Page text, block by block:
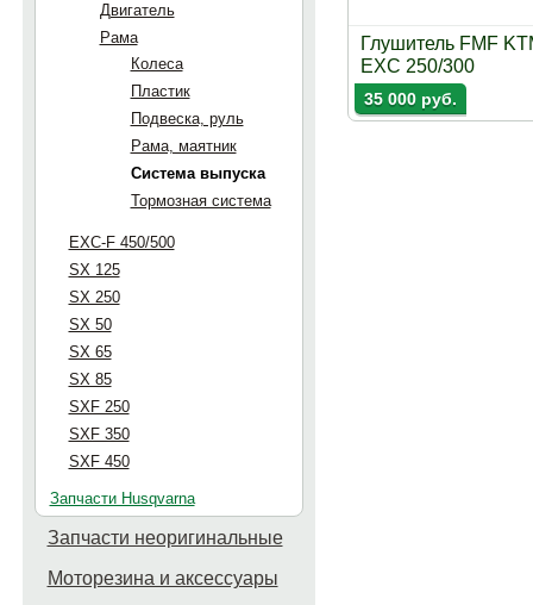
Двигатель
Рама
Колеса
Пластик
Подвеска, руль
Рама, маятник
Система выпуска
Тормозная система
EXC-F 450/500
SX 125
SX 250
SX 50
SX 65
SX 85
SXF 250
SXF 350
SXF 450
Запчасти Husqvarna
Запчасти неоригинальные
Моторезина и аксессуары
Глушитель FMF
EXC 250/300
35 000 руб.